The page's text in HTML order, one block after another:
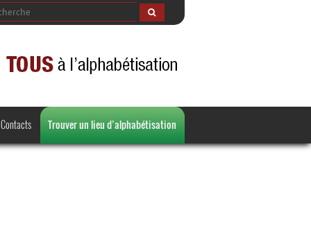
Contacts Trouver un lieu d’alphabétisation